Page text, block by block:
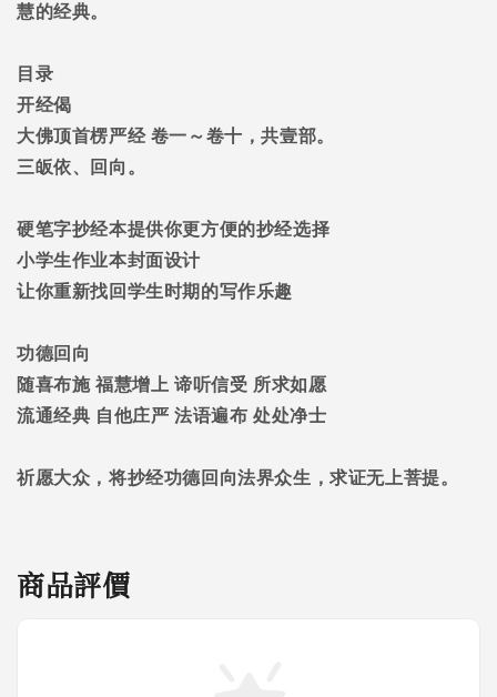
慧的经典。
目录
开经偈
大佛顶首楞严经 卷一～卷十，共壹部。
三皈依、回向。
硬笔字抄经本提供你更方便的抄经选择
小学生作业本封面设计
让你重新找回学生时期的写作乐趣
功德回向
随喜布施 福慧增上 谛听信受 所求如愿
流通经典 自他庄严 法语遍布 处处净士
祈愿大众，将抄经功德回向法界众生，求证无上菩提。
商品評價